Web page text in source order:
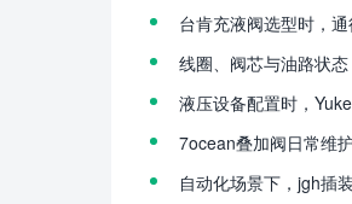
台肯充液阀选型时，
线圈、阀芯与油路状
液压设备配置时，
7ocean叠加阀日常维
自动化场景下，jgh插